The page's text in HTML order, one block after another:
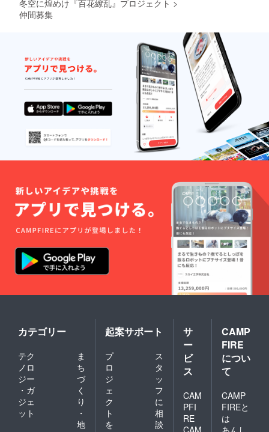
冬空に煌めけ『百花繚乱』プロジェクト >
仲間募集
カテゴリー
テク
ノロ
ジー
・ガ
ジェ
ット
ま
ち
づ
く
り
・
地
起案サポート
プ
ロ
ジ
ェ
ク
ト
を
ス
タ
ッ
フ
に
相
談
サ
ー
ビ
ス
CAM
PFI
RE
CAM
CAMP
FIRE
につい
て
CAMP
FIREと
は
あんし